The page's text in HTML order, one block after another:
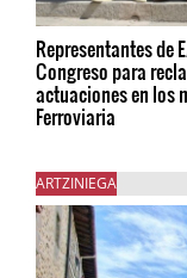
Representantes de
Congreso para
actuaciones en los
Ferroviaria
ARTZINIEGA